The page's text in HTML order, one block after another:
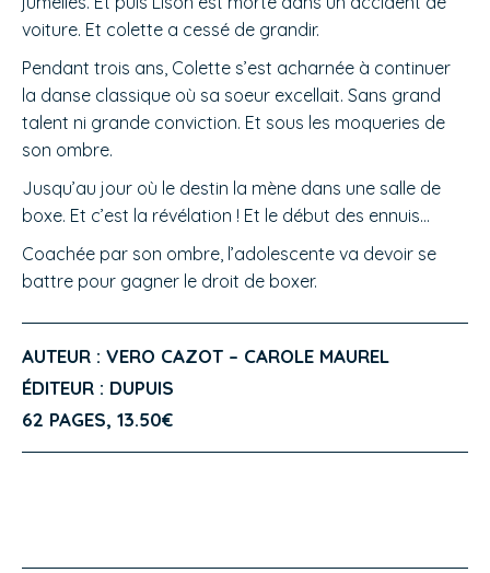
voiture. Et colette a cessé de grandir.
Pendant trois ans, Colette s’est acharnée à continuer
la danse classique où sa soeur excellait. Sans grand
talent ni grande conviction. Et sous les moqueries de
son ombre.
Jusqu’au jour où le destin la mène dans une salle de
boxe. Et c’est la révélation ! Et le début des ennuis…
Coachée par son ombre, l’adolescente va devoir se
battre pour gagner le droit de boxer.
AUTEUR : VERO CAZOT – CAROLE MAUREL
ÉDITEUR : DUPUIS
62 PAGES, 13.50€